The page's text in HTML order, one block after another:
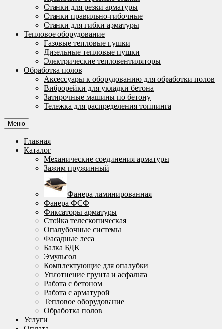
Станки для резки арматуры
Станки правильно-гибочные
Станки для гибки арматуры
Тепловое оборудование
Газовые тепловые пушки
Дизельные тепловые пушки
Электрические тепловентиляторы
Обработка полов
Аксессуары к оборудованию для обработки полов
Виброрейки для укладки бетона
Затирочные машины по бетону
Тележка для распределения топпинга
Меню
Главная
Каталог
Механические соединения арматуры
Зажим пружинный
Фанера ламинированная
Фанера ФСФ
Фиксаторы арматуры
Стойка телескопическая
Опалубочные системы
Фасадные леса
Балка БДК
Эмульсол
Комплектующие для опалубки
Уплотнение грунта и асфальта
Работа с бетоном
Работа с арматурой
Тепловое оборудование
Обработка полов
Услуги